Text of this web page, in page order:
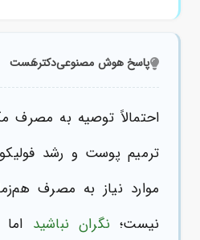
پاسخ هوش مصنوعیدکترهَست
احتمالاً توصیه به مصرف
ترمیم پوست و رشد
موارد نیاز به مصرف
نیست؛ نگران نباشید